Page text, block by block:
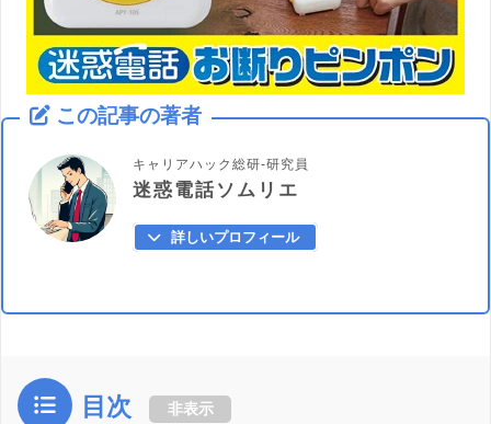
この記事の著者
キャリアハック総研-研究員
迷惑電話ソムリエ
詳しいプロフィール
目次 非表示